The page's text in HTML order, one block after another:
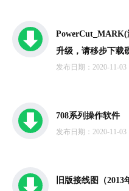
升级，请移步下载
发布日期：2020-11-03
708系列操作软件
发布日期：2020-11-03
旧版接线图（2013